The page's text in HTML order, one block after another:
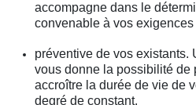
accompagne dans le
convenable à vos exigences
préventive de vos existants.
vous donne la possibilité de
accroître la durée de vie de
degré de constant.